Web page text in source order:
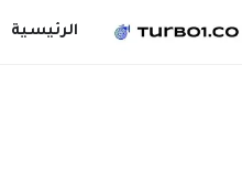
الرئيسية